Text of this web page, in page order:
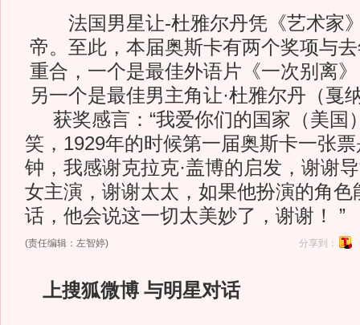
法国男星让-杜雅尔丹凭《艺术家
帝。至此，本届奥斯卡有两个奖项与
重合，一个是最佳外语片《一次别离
另一个是最佳男主角让·杜雅尔丹（戛
获奖感言：“我爱你们的国家（美国
笑，1929年的时候第一届奥斯卡一张
钟，我感谢克拉克·盖博的启发，谢谢
女主演，谢谢太太，如果他扮演的角色
话，他会说这一切太美妙了，谢谢！ ”
(责任编辑：左智婷) 分享到：
上搜狐微博 与明星对话